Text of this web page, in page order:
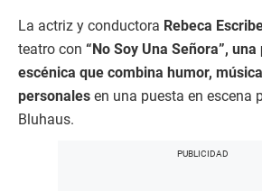
La actriz y conductora Rebeca
teatro con “No Soy Una Señora”,
escénica que combina humor,
personales en una puesta en escena
Bluhaus.